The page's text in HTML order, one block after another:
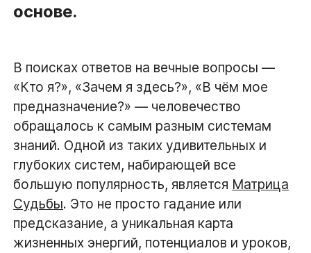
основе.
В поисках ответов на вечные вопросы —
«Кто я?», «Зачем я здесь?», «В чём мое
предназначение?» — человечество
обращалось к самым разным системам
знаний. Одной из таких удивительных и
глубоких систем, набирающей все
большую популярность, является Матрица
Судьбы. Это не просто гадание или
предсказание, а уникальная карта
жизненных энергий, потенциалов и уроков,